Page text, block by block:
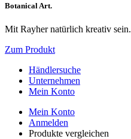
Botanical Art.
Mit Rayher natürlich kreativ sein.
Zum Produkt
Händlersuche
Unternehmen
Mein Konto
Mein Konto
Anmelden
Produkte vergleichen